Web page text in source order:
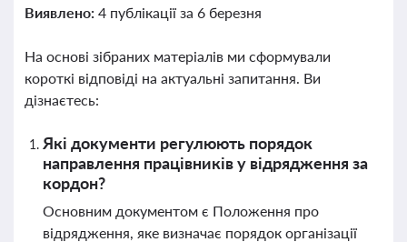
Виявлено: 4 публікації за 6 березня
На основі зібраних матеріалів ми сформували
короткі відповіді на актуальні запитання. Ви
дізнаєтесь:
Які документи регулюють порядок
направлення працівників у відрядження за
кордон?
Основним документом є Положення про
відрядження, яке визначає порядок організації